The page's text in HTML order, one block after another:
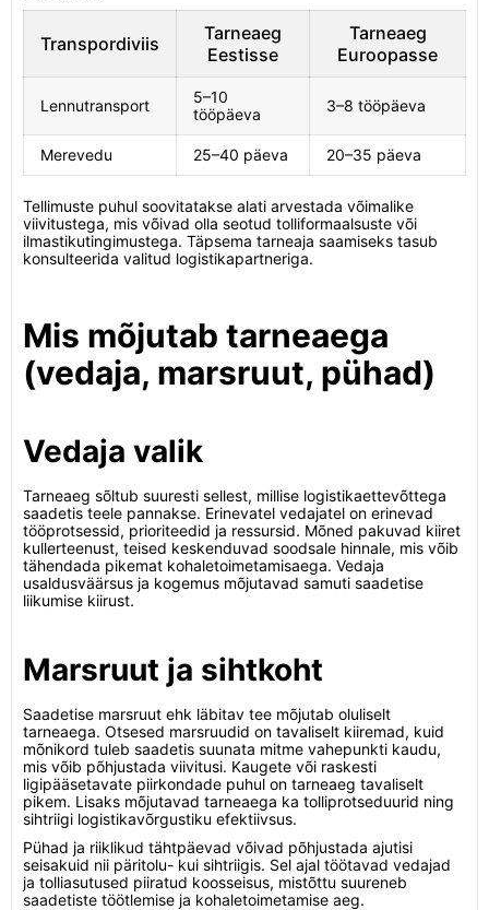
Transpordiviis
Tarneaeg
Eestisse
Tarneaeg
Euroopasse
Lennutransport
5–10
tööpäeva
3–8 tööpäeva
Merevedu 25–40 päeva 20–35 päeva
Tellimuste puhul soovitatakse alati arvestada võimalike
viivitustega, mis võivad olla seotud tolliformaalsuste või
ilmastikutingimustega. Täpsema tarneaja saamiseks tasub
konsulteerida valitud logistikapartneriga.
Mis mõjutab tarneaega
(vedaja, marsruut, pühad)
Vedaja valik
Tarneaeg sõltub suuresti sellest, millise logistikaettevõttega
saadetis teele pannakse. Erinevatel vedajatel on erinevad
tööprotsessid, prioriteedid ja ressursid. Mõned pakuvad kiiret
kullerteenust, teised keskenduvad soodsale hinnale, mis võib
tähendada pikemat kohaletoimetamisaega. Vedaja
usaldusväärsus ja kogemus mõjutavad samuti saadetise
liikumise kiirust.
Marsruut ja sihtkoht
Saadetise marsruut ehk läbitav tee mõjutab oluliselt
tarneaega. Otsesed marsruudid on tavaliselt kiiremad, kuid
mõnikord tuleb saadetis suunata mitme vahepunkti kaudu,
mis võib põhjustada viivitusi. Kaugete või raskesti
ligipääsetavate piirkondade puhul on tarneaeg tavaliselt
pikem. Lisaks mõjutavad tarneaega ka tolliprotseduurid ning
sihtriigi logistikavõrgustiku efektiivsus.
Pühad ja riiklikud tähtpäevad võivad põhjustada ajutisi
seisakuid nii päritolu- kui sihtriigis. Sel ajal töötavad vedajad
ja tolliasutused piiratud koosseisus, mistõttu suureneb
saadetiste töötlemise ja kohaletoimetamise aeg.